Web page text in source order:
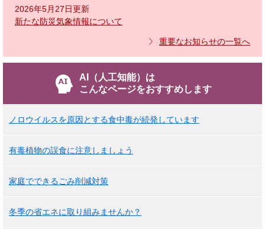
2026年5月27日更新
新たな防災気象情報について
重要なお知らせの一覧へ
AI（人工知能）は
こんなページをおすすめします
ノロウイルスを原因とする食中毒が続発しています
有毒植物の誤食に注意しましょう
家庭でできるごみ削減対策
冬季の省エネに取り組みませんか？